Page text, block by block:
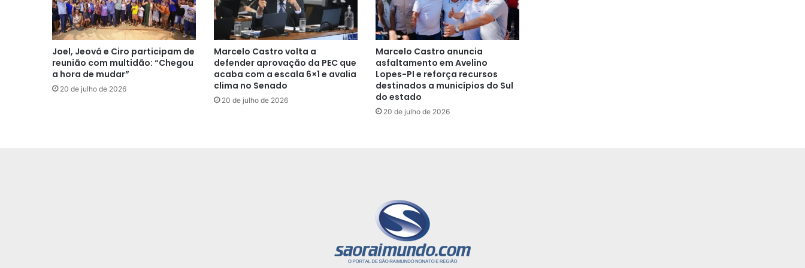
Joel, Jeová e Ciro participam de
reunião com multidão: “Chegou
a hora de mudar”
20 de julho de 2026
Marcelo Castro volta a
defender aprovação da PEC que
acaba com a escala 6×1 e avalia
clima no Senado
20 de julho de 2026
Marcelo Castro anuncia
asfaltamento em Avelino
Lopes-PI e reforça recursos
destinados a municípios do Sul
do estado
20 de julho de 2026